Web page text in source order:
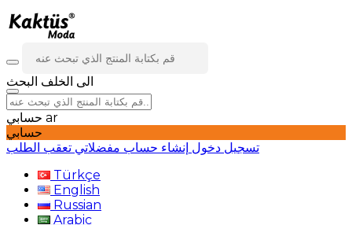
الى الخلف البحث
ar
حسابي
تسجيل دخول إنشاء حساب مفضلاتي تعقب الطلب
Türkçe
English
Russian
Arabic